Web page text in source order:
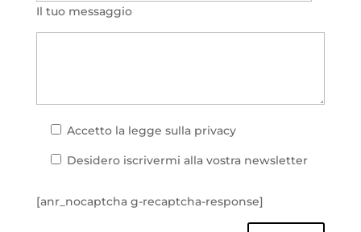
Il tuo messaggio
Accetto la legge sulla privacy
Desidero iscrivermi alla vostra newsletter
[anr_nocaptcha g-recaptcha-response]